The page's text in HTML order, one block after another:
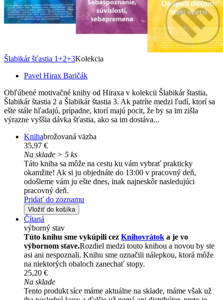
Šlabikár šťastia 1+2+3Kolekcia
Pavel Hirax Baričák
Obľúbené motivačné knihy od Hiraxa v kolekcii Šlabikár štastia,
Šlabikár štastia 2 a Šlabikár štastia 3. Ak patríte medzi ľudí, ktorí sa
ešte stále hľadajú, prípadne, ktorí majú pocit, že by sa im zišla
výrazne vyššia dávka šťastia, ako sa im dostáva...
Knihabrožovaná väzba
35,97 €
Na sklade > 5 ks
Táto kniha sa môže na cestu ku vám vybrať prakticky
okamžite! Ak si ju objednáte do 13:00 v pracovný deň,
odošleme vám ju ešte dnes, inak najneskôr nasledujúci
pracovný deň.
Pridať do zoznamu
Vložiť do košíka
Čítaná
výborný stav
Túto knihu sme vykúpili cez Knihovrátok a je vo
výbornom stave.Rozdiel medzi touto knihou a novou by ste
asi ani nespoznali. Knihu sme označili nálepkou, ktorá môže
na niektorých obaloch zanechať stopy.
25,20 €
Na sklade
Tento produkt síce máme aktuálne na sklade, máme však už